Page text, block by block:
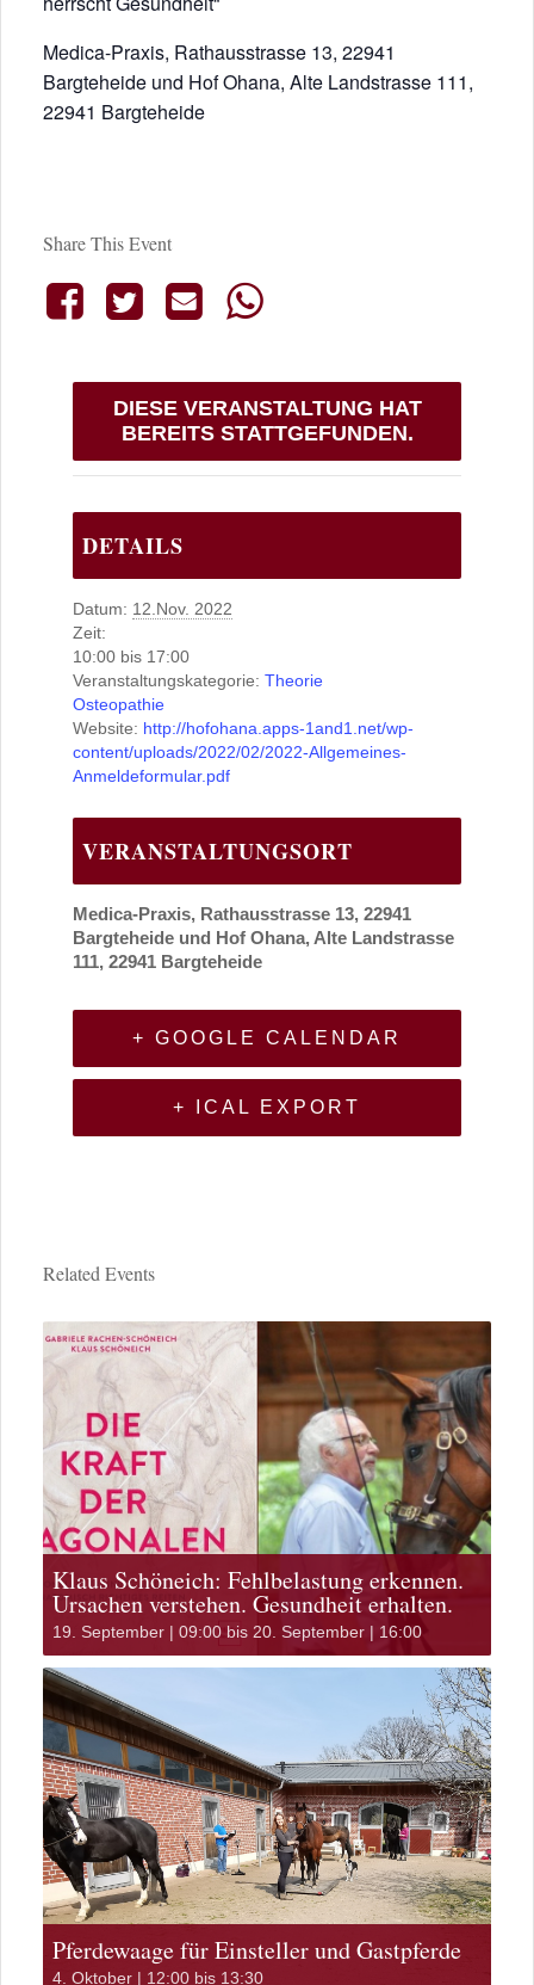
Medica-Praxis, Rathausstrasse 13, 22941
Bargteheide und Hof Ohana, Alte Landstrasse 111,
22941 Bargteheide
Share This Event
DIESE VERANSTALTUNG HAT
BEREITS STATTGEFUNDEN.
DETAILS
Datum: 12.Nov. 2022
Zeit:
10:00 bis 17:00
Veranstaltungskategorie: Theorie
Osteopathie
Website: http://hofohana.apps-1and1.net/wp-
content/uploads/2022/02/2022-Allgemeines-
Anmeldeformular.pdf
VERANSTALTUNGSORT
Medica-Praxis, Rathausstrasse 13, 22941
Bargteheide und Hof Ohana, Alte Landstrasse
111, 22941 Bargteheide
+ GOOGLE CALENDAR
+ ICAL EXPORT
Related Events
Klaus Schöneich: Fehlbelastung erkennen.
Ursachen verstehen. Gesundheit erhalten.
19. September | 09:00 bis 20. September | 16:00
Pferdewaage für Einsteller und Gastpferde
4. Oktober | 12:00 bis 13:30